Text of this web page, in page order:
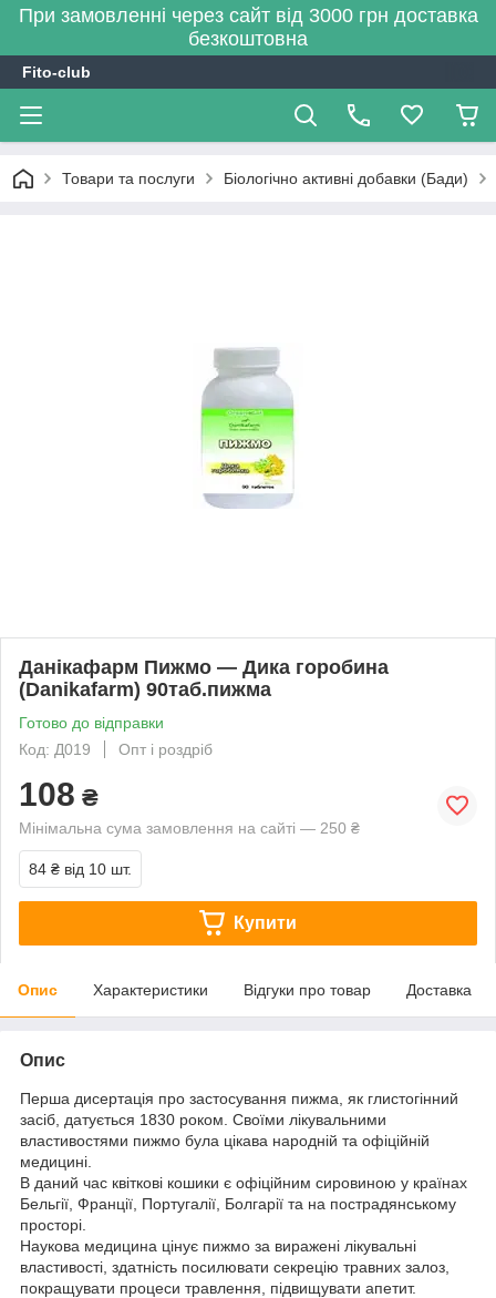
При замовленні через сайт від 3000 грн доставка
безкоштовна
Fito-club
Товари та послуги Біологічно активні добавки (Бади)
Данікафарм Пижмо — Дика горобина
(Danikafarm) 90таб.пижма
Готово до відправки
Код: Д019
Опт і роздріб
108 ₴
Мінімальна сума замовлення на сайті — 250 ₴
84 ₴ від 10 шт.
Купити
Опис Характеристики Відгуки про товар Доставка
Опис
Перша дисертація про застосування пижма, як глистогінний
засіб, датується 1830 роком. Своїми лікувальними
властивостями пижмо була цікава народній та офіційній
медицині.
В даний час квіткові кошики є офіційним сировиною у країнах
Бельгії, Франції, Португалії, Болгарії та на пострадянському
просторі.
Наукова медицина цінує пижмо за виражені лікувальні
властивості, здатність посилювати секрецію травних залоз,
покращувати процеси травлення, підвищувати апетит.